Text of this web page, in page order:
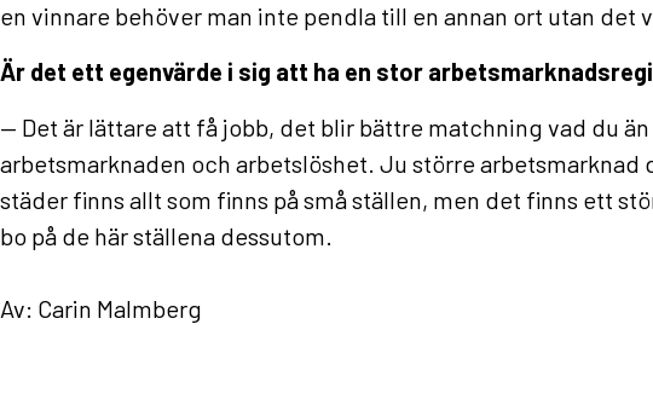
en vinnare behöver man inte pendla till en annan ort utan
Är det ett egenvärde i sig att ha en stor
— Det är lättare att få jobb, det blir bättre matchning vad du
arbetsmarknaden och arbetslöshet. Ju större
städer finns allt som finns på små ställen, men det finns ett
bo på de här ställena dessutom.
Av: Carin Malmberg